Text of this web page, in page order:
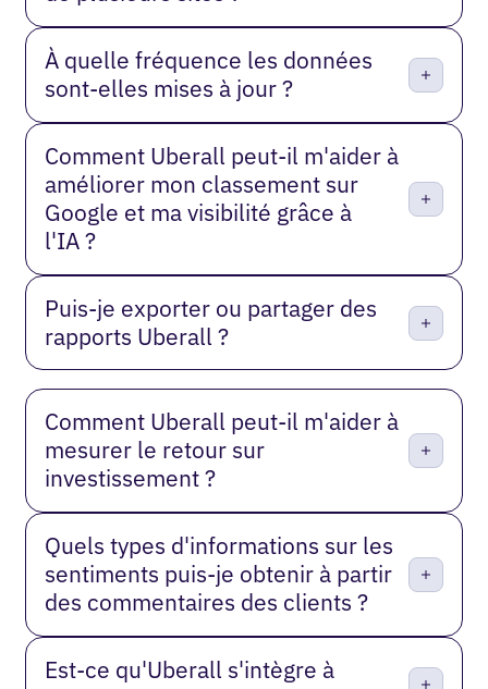
À quelle fréquence les données
sont-elles mises à jour ?
Comment Uberall peut-il m'aider à
améliorer mon classement sur
Google et ma visibilité grâce à
l'IA ?
Puis-je exporter ou partager des
rapports Uberall ?
Comment Uberall peut-il m'aider à
mesurer le retour sur
investissement ?
Quels types d'informations sur les
sentiments puis-je obtenir à partir
des commentaires des clients ?
Est-ce qu'Uberall s'intègre à